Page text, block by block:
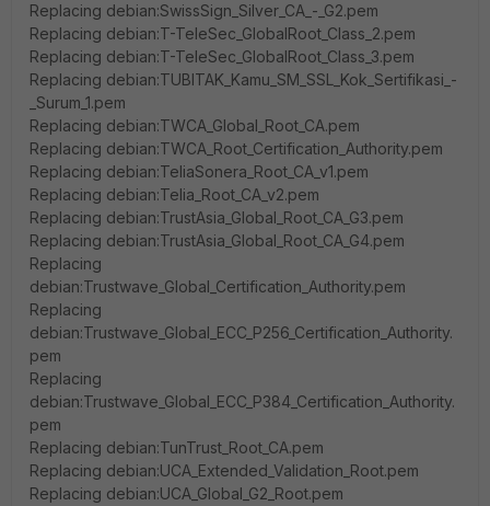
Replacing debian:SwissSign_Silver_CA_-_G2.pem
Replacing debian:T-TeleSec_GlobalRoot_Class_2.pem
Replacing debian:T-TeleSec_GlobalRoot_Class_3.pem
Replacing debian:TUBITAK_Kamu_SM_SSL_Kok_Sertifikasi_-
_Surum_1.pem
Replacing debian:TWCA_Global_Root_CA.pem
Replacing debian:TWCA_Root_Certification_Authority.pem
Replacing debian:TeliaSonera_Root_CA_v1.pem
Replacing debian:Telia_Root_CA_v2.pem
Replacing debian:TrustAsia_Global_Root_CA_G3.pem
Replacing debian:TrustAsia_Global_Root_CA_G4.pem
Replacing
debian:Trustwave_Global_Certification_Authority.pem
Replacing
debian:Trustwave_Global_ECC_P256_Certification_Authority.
pem
Replacing
debian:Trustwave_Global_ECC_P384_Certification_Authority.
pem
Replacing debian:TunTrust_Root_CA.pem
Replacing debian:UCA_Extended_Validation_Root.pem
Replacing debian:UCA_Global_G2_Root.pem